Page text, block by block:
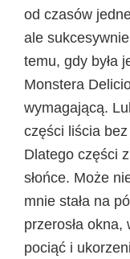
od czasów
ale
temu, gdy była
Monstera
wymagającą.
części liścia
Dlatego części
słońce. Może
mnie stała na
przerosła
pociąć i